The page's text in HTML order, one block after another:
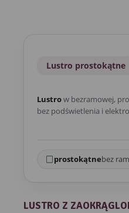
Lustro prostokątne
Lustrow bezramowej,
bez podświetlenia i
prostokątnebez
LUSTRO Z